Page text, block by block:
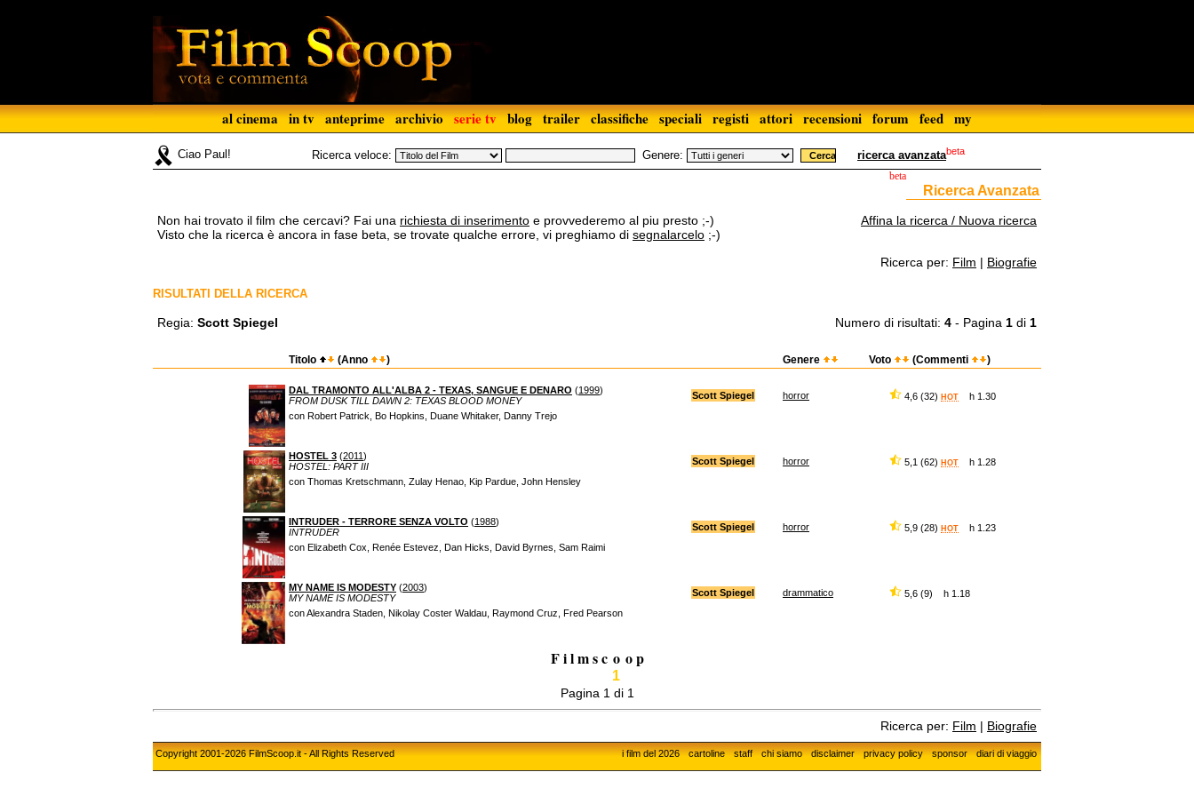
al cinema in tv anteprime archivio serie tv blog trailer classifiche speciali registi attori recensioni forum feed my
Ciao Paul! Ricerca veloce: Genere: ricerca avanzatabeta
Ricerca Avanzata
beta
Affina la ricerca / Nuova ricerca
Non hai trovato il film che cercavi? Fai una richiesta di inserimento e provvederemo al piu presto ;-)
Visto che la ricerca è ancora in fase beta, se trovate qualche errore, vi preghiamo di segnalarcelo ;-)
Ricerca per: Film | Biografie
RISULTATI DELLA RICERCA
Numero di risultati: 4 - Pagina 1 di 1
Regia: Scott Spiegel
Titolo (Anno ) Genere Voto (Commenti )
DAL TRAMONTO ALL'ALBA 2 - TEXAS, SANGUE E DENARO (1999)
FROM DUSK TILL DAWN 2: TEXAS BLOOD MONEY
Scott Spiegel horror 4,6 (32) HOT h 1.30
con Robert Patrick, Bo Hopkins, Duane Whitaker, Danny Trejo
HOSTEL 3 (2011)
HOSTEL: PART III
Scott Spiegel horror 5,1 (62) HOT h 1.28
con Thomas Kretschmann, Zulay Henao, Kip Pardue, John Hensley
INTRUDER - TERRORE SENZA VOLTO (1988)
INTRUDER
Scott Spiegel horror 5,9 (28) HOT h 1.23
con Elizabeth Cox, Renée Estevez, Dan Hicks, David Byrnes, Sam Raimi
MY NAME IS MODESTY (2003)
MY NAME IS MODESTY
Scott Spiegel drammatico
5,6 (9) h 1.18
con Alexandra Staden, Nikolay Coster Waldau, Raymond Cruz, Fred Pearson
F i l m s c o
1
o p
Pagina 1 di 1
Ricerca per: Film | Biografie
diari di viaggio
sponsor
privacy policy
disclaimer
chi siamo
staff
cartoline
i film del 2026
Copyright 2001-2026 FilmScoop.it - All Rights Reserved